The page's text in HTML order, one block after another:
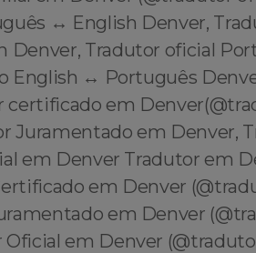
↔️ English Denver,
Tradutor oficial
English ↔️ Português
certificado em
Juramentado em Denver,
em Denver Tradutor em
em Denver
em Denver
em Denver